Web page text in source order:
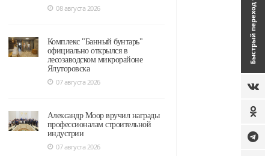
Быстрый переход
08 августа 2026
Комплекс "Банный бунтарь"
официально открылся в
лесозаводском микрорайоне
Ялуторовска
07 августа 2026
Александр Моор вручил награды
профессионалам строительной
индустрии
07 августа 2026